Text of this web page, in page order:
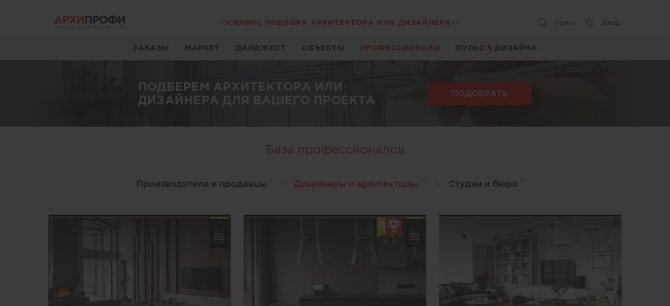
СЕРВИС ПОДБОРА АРХИТЕКТОРА ИЛИ ДИЗАЙНЕРА Поиск Вход
ЗАКАЗЫ МАРКЕТ ДАЙДЖЕСТ ОБЪЕКТЫ ПРОФЕССИОНАЛЫ ПУЛЬС ДИЗАЙНА
ПОДБЕРЕМ АРХИТЕКТОРА ИЛИ
ДИЗАЙНЕРА ДЛЯ ВАШЕГО ПРОЕКТА
ПОДОБРАТЬ
База профессионалов
Производители и продавцы Дизайнеры и архитекторы Студии и бюро
15
5
2